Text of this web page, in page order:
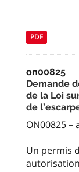
PDF
on00825
Demande
de la Loi
de
ON00825 –
Un permis